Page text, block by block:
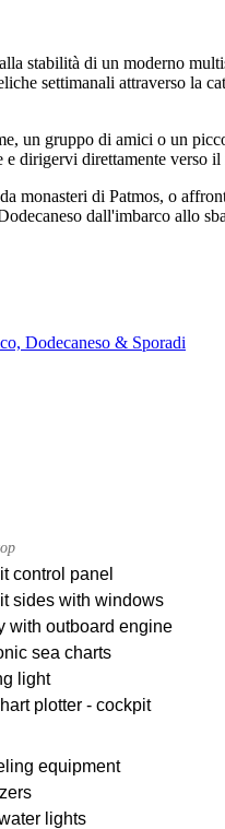
stabilità di un moderno
settimanali attraverso la
un gruppo di amici o un
dirigervi direttamente verso il
monasteri di Patmos, o
dall'imbarco allo
Dodecaneso & Sporadi
control panel
sides with windows
with outboard engine
sea charts
light
plotter - cockpit
equipment
lights